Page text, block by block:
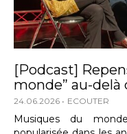
[Podcast]
monde” au-
24.06.2026 ECOUTER
Musiques du